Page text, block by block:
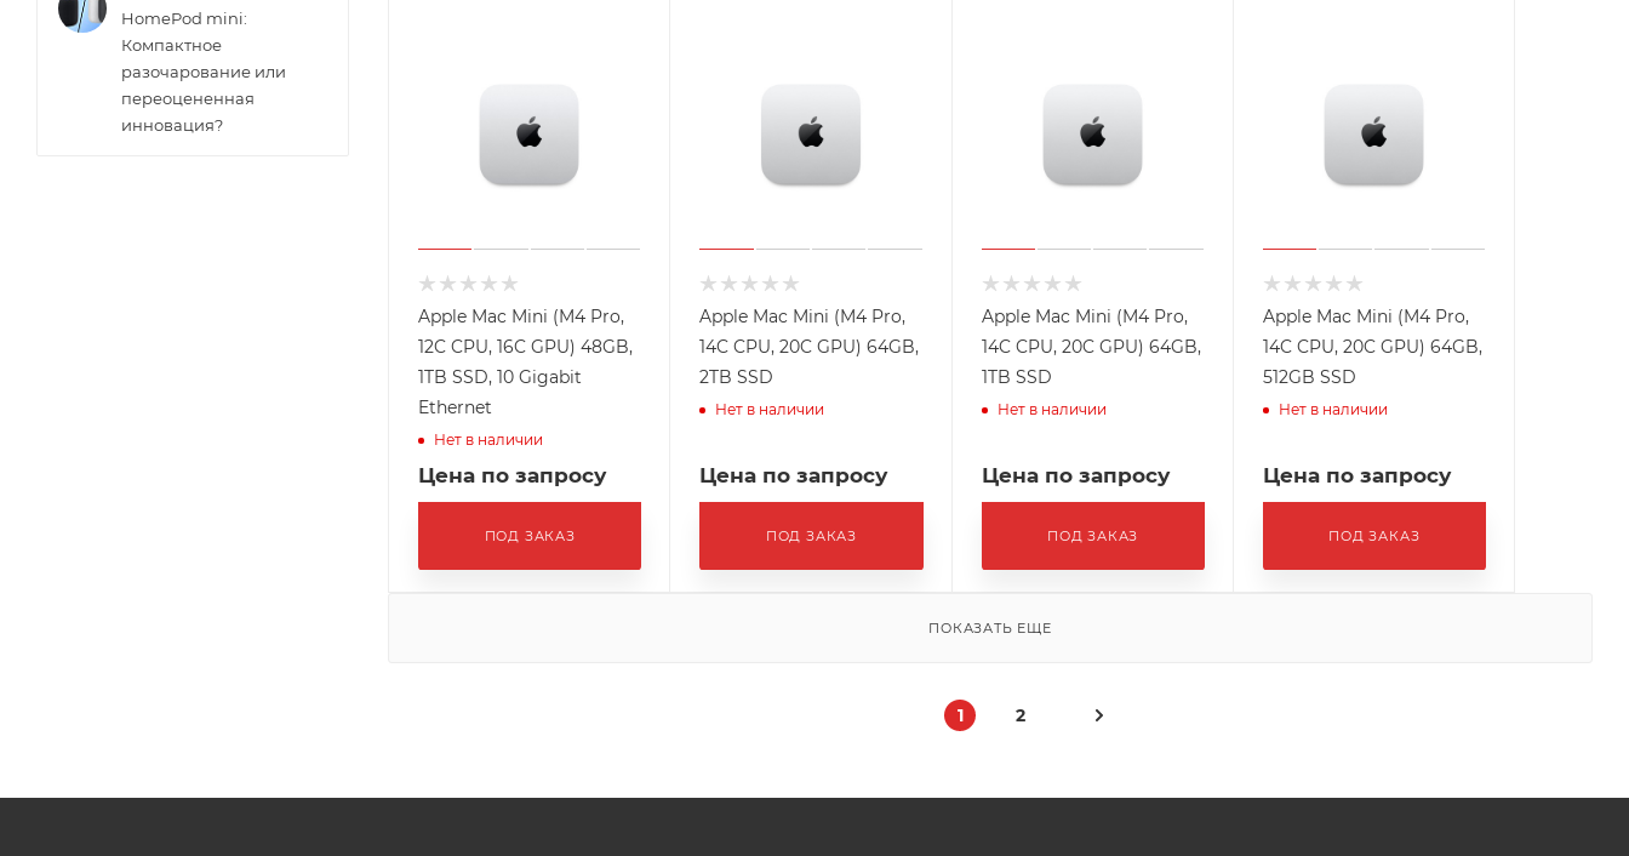
Apple Mac Mini (M4 Pro,
12C CPU, 16C GPU) 48GB,
1TB SSD, 10 Gigabit
Ethernet
Нет в наличии
Цена по запросу
ПОД ЗАКАЗ
Apple Mac Mini (M4 Pro,
14C CPU, 20C GPU) 64GB,
2TB SSD
Нет в наличии
Цена по запросу
ПОД ЗАКАЗ
Apple Mac Mini (M4 Pro,
14C CPU, 20C GPU) 64GB,
1TB SSD
Нет в наличии
Цена по запросу
ПОД ЗАКАЗ
Apple Mac Mini (M4 Pro,
14C CPU, 20C GPU) 64GB,
512GB SSD
Нет в наличии
Цена по запросу
ПОД ЗАКАЗ
ПОКАЗАТЬ ЕЩЕ
1 2
HomePod mini:
Компактное
разочарование или
переоцененная
инновация?